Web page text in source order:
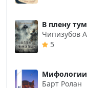
В плену
Чипизубов
5
Мифологии
Барт Ролан